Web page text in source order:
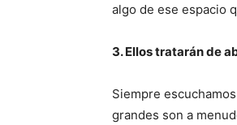
algo de ese espacio
3. Ellos tratarán de
Siempre
grandes son a